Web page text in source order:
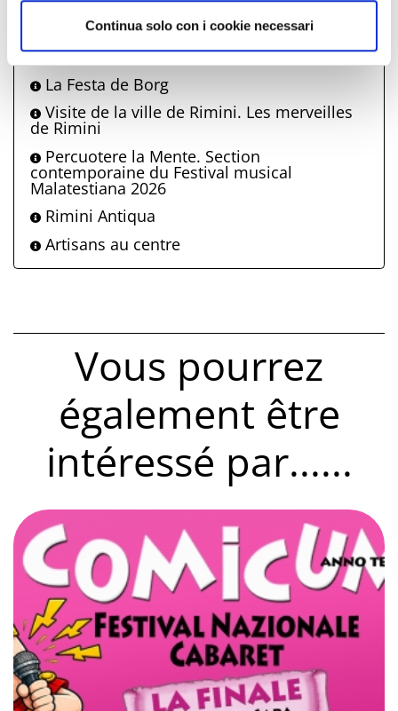
Continua solo con i cookie necessari
Vendredi soir dans le centre ville
Feux d'artifice
La Festa de Borg
Visite de la ville de Rimini. Les merveilles
de Rimini
Percuotere la Mente. Section
contemporaine du Festival musical
Malatestiana 2026
Rimini Antiqua
Artisans au centre
Vous pourrez
également être
intéressé par......